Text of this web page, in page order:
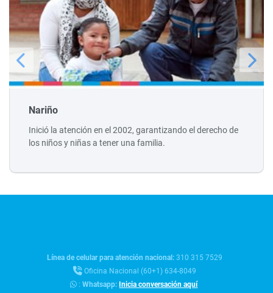
Nariño
Inició la atención en el 2002, garantizando el derecho de
los niños y niñas a tener una familia.
Línea de celular para atención nacional:310 315 7529
Oficina Nacional (60+1) 634-8049
:Whatsapp: Inicia conversación aquí